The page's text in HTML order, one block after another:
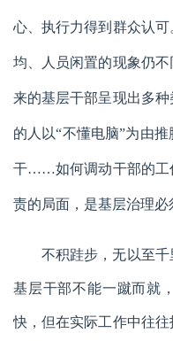
心、执行力得到群众认
均、人员闲置的现象仍
来的基层干部呈现出多
的人以“不懂电脑”为由
干……如何调动干部的工
责的局面，是基层治理必
不积跬步，无以至
基层干部不能一蹴而就
快，但在实际工作中往